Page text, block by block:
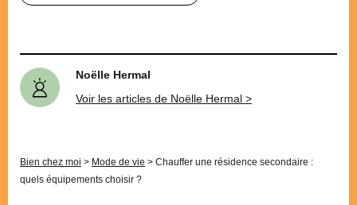
Noëlle Hermal
Voir les articles de Noëlle Hermal >
Bien chez moi > Mode de vie > Chauffer une résidence secondaire :
quels équipements choisir ?